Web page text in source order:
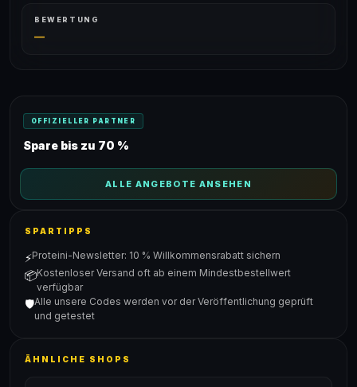
BEWERTUNG
—
OFFIZIELLER PARTNER
Spare bis zu 70 %
ALLE ANGEBOTE ANSEHEN
SPARTIPPS
⚡Proteini-Newsletter: 10 % Willkommensrabatt sichern
📦Kostenloser Versand oft ab einem Mindestbestellwert
verfügbar
🛡️Alle unsere Codes werden vor der Veröffentlichung geprüft
und getestet
ÄHNLICHE SHOPS